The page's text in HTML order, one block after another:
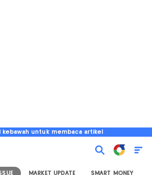
kebawah untuk membaca artikel
MARKET UPDATE SMART MONEY